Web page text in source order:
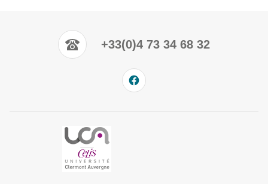
+33(0)4 73 34 68 32